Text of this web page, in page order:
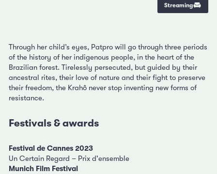
Streaming
Through her child’s eyes, Patpro will go through three periods
of the history of her indigenous people, in the heart of the
Brazilian forest. Tirelessly persecuted, but guided by their
ancestral rites, their love of nature and their fight to preserve
their freedom, the Krahô never stop inventing new forms of
resistance.
Festivals & awards
Festival de Cannes 2023
Un Certain Regard – Prix d'ensemble
Munich Film Festival